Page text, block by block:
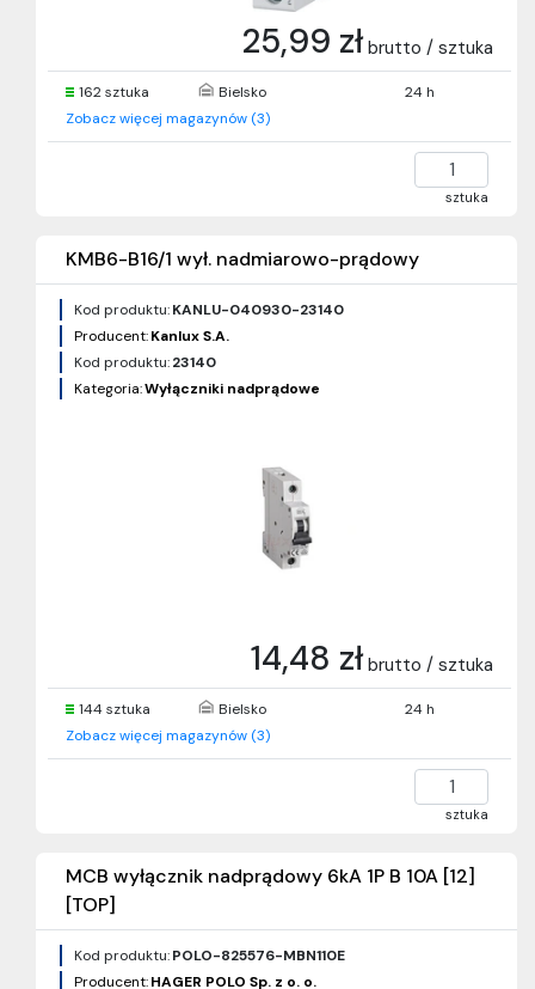
25,99 zł brutto / sztuka
162 sztuka Bielsko
24 h
Zobacz więcej magazynów (3)
sztuka
KMB6-B16/1 wył. nadmiarowo-prądowy
Kod produktu:KANLU-040930-23140
Producent:Kanlux S.A.
Kod produktu:23140
Kategoria:Wyłączniki nadprądowe
14,48 zł brutto / sztuka
144 sztuka Bielsko
24 h
Zobacz więcej magazynów (3)
sztuka
MCB wyłącznik nadprądowy 6kA 1P B 10A [12]
[TOP]
Kod produktu:POLO-825576-MBN110E
Producent:HAGER POLO Sp. z o. o.